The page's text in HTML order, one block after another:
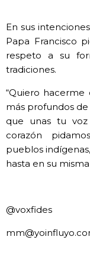
En sus
Papa Francisco
respeto a su
tradiciones.
“Quiero
más profundos
que unas tu
corazón
pueblos
hasta en su
@voxfides